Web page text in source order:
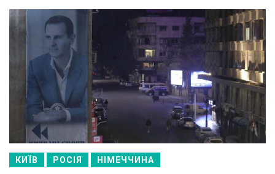
КИЇВ РОСІЯ НІМЕЧЧИНА